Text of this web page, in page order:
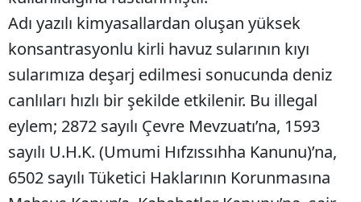
Adı yazılı kimyasallardan oluşan yüksek
konsantrasyonlu kirli havuz sularının kıyı
sularımıza deşarj edilmesi sonucunda deniz
canlıları hızlı bir şekilde etkilenir. Bu illegal
eylem; 2872 sayılı Çevre Mevzuatı’na, 1593
sayılı U.H.K. (Umumi Hıfzıssıhha Kanunu)’na,
6502 sayılı Tüketici Haklarının Korunmasına